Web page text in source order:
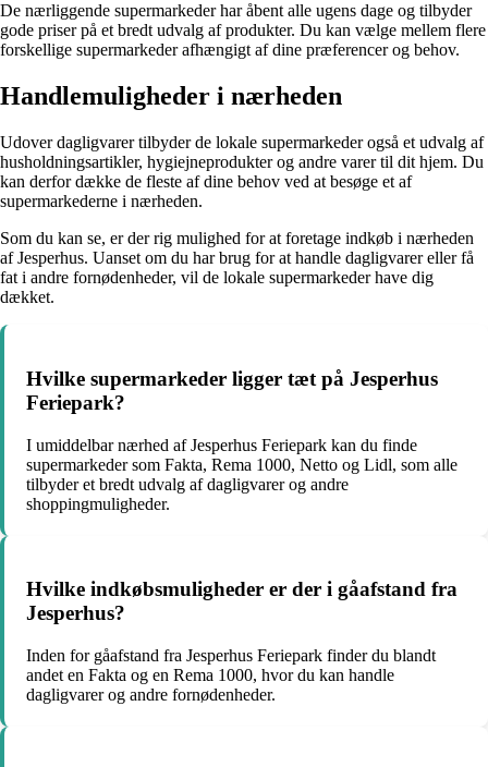
De nærliggende supermarkeder har åbent alle ugens dage og tilbyder
gode priser på et bredt udvalg af produkter. Du kan vælge mellem flere
forskellige supermarkeder afhængigt af dine præferencer og behov.
Handlemuligheder i nærheden
Udover dagligvarer tilbyder de lokale supermarkeder også et udvalg af
husholdningsartikler, hygiejneprodukter og andre varer til dit hjem. Du
kan derfor dække de fleste af dine behov ved at besøge et af
supermarkederne i nærheden.
Som du kan se, er der rig mulighed for at foretage indkøb i nærheden
af Jesperhus. Uanset om du har brug for at handle dagligvarer eller få
fat i andre fornødenheder, vil de lokale supermarkeder have dig
dækket.
Hvilke supermarkeder ligger tæt på Jesperhus
Feriepark?
I umiddelbar nærhed af Jesperhus Feriepark kan du finde
supermarkeder som Fakta, Rema 1000, Netto og Lidl, som alle
tilbyder et bredt udvalg af dagligvarer og andre
shoppingmuligheder.
Hvilke indkøbsmuligheder er der i gåafstand fra
Jesperhus?
Inden for gåafstand fra Jesperhus Feriepark finder du blandt
andet en Fakta og en Rema 1000, hvor du kan handle
dagligvarer og andre fornødenheder.